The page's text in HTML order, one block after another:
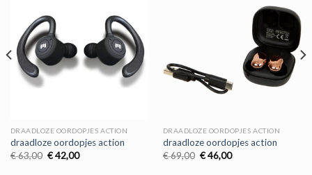
DRAADLOZE OORDOPJES ACTION
draadloze oordopjes action
€63,00 Oorspronkelijke
€42,00Huidige
DRAADLOZE OORDOPJES ACTION
draadloze oordopjes action
€69,00 Oorspronkelijke
€46,00Huidige